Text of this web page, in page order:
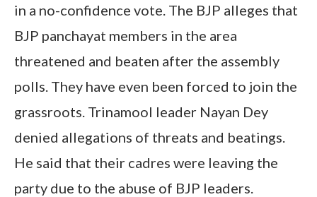
in a no-confidence vote. The BJP alleges that
BJP panchayat members in the area
threatened and beaten after the assembly
polls. They have even been forced to join the
grassroots. Trinamool leader Nayan Dey
denied allegations of threats and beatings.
He said that their cadres were leaving the
party due to the abuse of BJP leaders.